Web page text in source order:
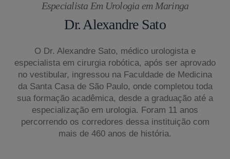
Especialista Em Urologia em Maringa
Dr. Alexandre Sato
O Dr. Alexandre Sato, médico urologista e
especialista em cirurgia robótica, após ser aprovado
no vestibular, ingressou na Faculdade de Medicina
da Santa Casa de São Paulo, onde completou toda
sua formação acadêmica, desde a graduação até a
especialização em urologia. Foram 11 anos
percorrendo os corredores dessa instituição com
mais de 460 anos de história.